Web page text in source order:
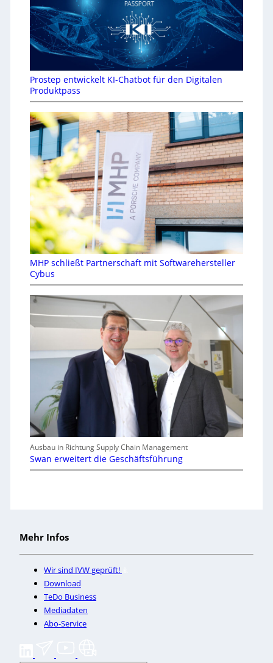
Prostep entwickelt KI-Chatbot für den Digitalen
Produktpass
MHP schließt Partnerschaft mit Softwarehersteller
Cybus
Ausbau in Richtung Supply Chain Management
Swan erweitert die Geschäftsführung
Mehr Infos
Wir sind IVW geprüft!
Download
TeDo Business
Mediadaten
Abo-Service